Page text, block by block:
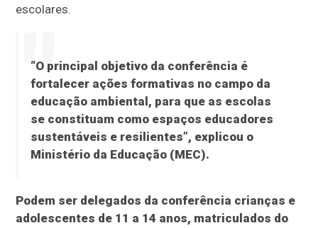
escolares.
“O principal objetivo da conferência é
fortalecer ações formativas no campo da
educação ambiental, para que as escolas
se constituam como espaços educadores
sustentáveis e resilientes”, explicou o
Ministério da Educação (MEC).
Podem ser delegados da conferência crianças e
adolescentes de 11 a 14 anos, matriculados do